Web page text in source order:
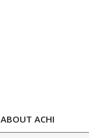
ABOUT ACHI